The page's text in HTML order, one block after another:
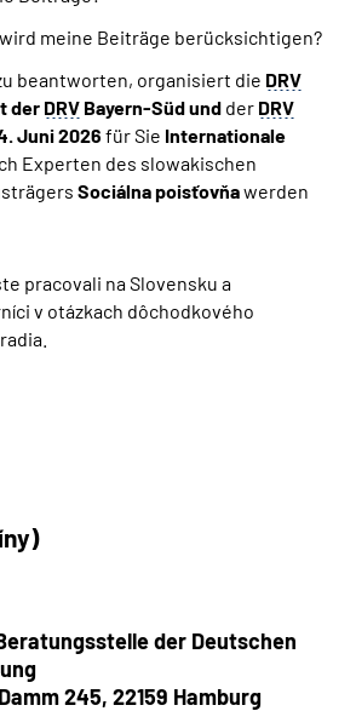
meine Beiträge berücksichtigen?
beantworten, organisiert die DRV
der DRV Bayern-Süd und der DRV
Juni 2026 für Sie Internationale
Experten des slowakischen
Sociálna poisťovňawerden
pracovali na Slovensku a
v otázkach dôchodkového
der Deutschen
245, 22159 Hamburg